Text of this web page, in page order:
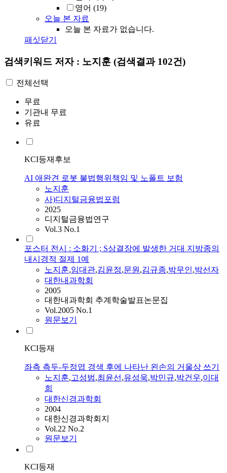
영어 (19)
오늘 본 자료
오늘 본 자료가 없습니다.
패싯닫기
검색키워드 저자 : 노지훈 (검색결과 102건)
전체선택
무료
기관내 무료
유료
KCI등재후보
AI 애완견 로봇 불법행위책임 및 노폴트 보험
노지훈
사)디지털금융법포럼
2025
디지털금융법연구
Vol.3 No.1
포스터 전시 : 소화기 ; S상결장에 발생한 거대 지방종의
내시경적 절제 1예
노지훈,임대관,김윤정,문원,김규종,박무인,박선자
대한내과학회
2005
대한내과학회 추계학술발표논문집
Vol.2005 No.1
원문보기
KCI등재
좌측 측두-두정엽 경색 후에 나타난 왼손의 거울상 쓰기
노지훈,고성범,최윤선,유성욱,박민규,박건우,이대
희
대한신경과학회
2004
대한신경과학회지
Vol.22 No.2
원문보기
KCI등재